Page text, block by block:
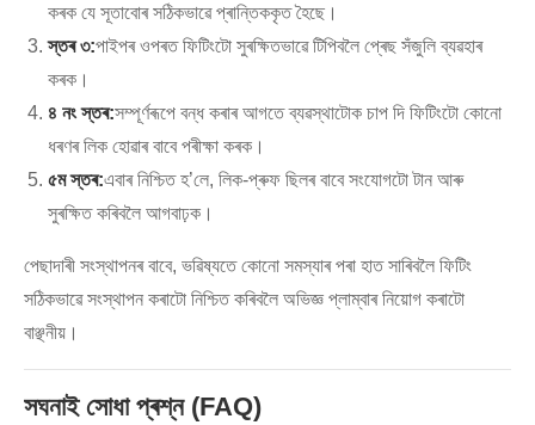
কৰক যে সূতাবোৰ সঠিকভাৱে প্ৰান্তিককৃত হৈছে।
স্তৰ ৩:পাইপৰ ওপৰত ফিটিংটো সুৰক্ষিতভাৱে টিপিবলৈ প্ৰেছ সঁজুলি ব্যৱহাৰ
কৰক।
৪ নং স্তৰ:সম্পূৰ্ণৰূপে বন্ধ কৰাৰ আগতে ব্যৱস্থাটোক চাপ দি ফিটিংটো কোনো
ধৰণৰ লিক হোৱাৰ বাবে পৰীক্ষা কৰক।
৫ম স্তৰ:এবাৰ নিশ্চিত হ’লে, লিক-প্ৰুফ ছিলৰ বাবে সংযোগটো টান আৰু
সুৰক্ষিত কৰিবলৈ আগবাঢ়ক।
পেছাদাৰী সংস্থাপনৰ বাবে, ভৱিষ্যতে কোনো সমস্যাৰ পৰা হাত সাৰিবলৈ ফিটিং
সঠিকভাৱে সংস্থাপন কৰাটো নিশ্চিত কৰিবলৈ অভিজ্ঞ প্লাম্বাৰ নিয়োগ কৰাটো
বাঞ্ছনীয়।
সঘনাই সোধা প্ৰশ্ন (FAQ)